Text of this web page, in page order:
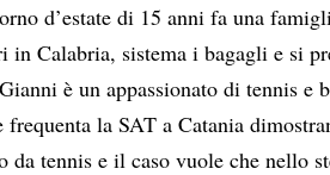
d’estate di 15 anni fa una
in Calabria, sistema i bagagli e si
è un appassionato di tennis
frequenta la SAT a Catania
da tennis e il caso vuole che nello